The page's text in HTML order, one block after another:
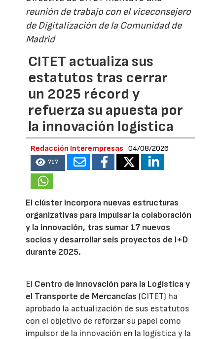
reunión de trabajo con el viceconsejero
de Digitalización de la Comunidad de
Madrid
CITET actualiza sus
estatutos tras cerrar
un 2025 récord y
refuerza su apuesta por
la innovación logística
Redacción Interempresas 04/08/2026
717
El clúster incorpora nuevas estructuras
organizativas para impulsar la colaboración
y la innovación, tras sumar 17 nuevos
socios y desarrollar seis proyectos de I+D
durante 2025.
El Centro de Innovación para la Logística y
el Transporte de Mercancías (CITET) ha
aprobado la actualización de sus estatutos
con el objetivo de reforzar su papel como
impulsor de la innovación en la logística y la